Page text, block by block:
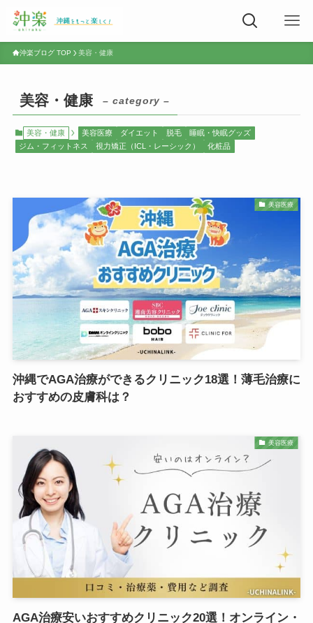
沖楽ブログ TOP 美容・健康
美容・健康 – category –
美容・健康 美容医療 ダイエット 脱毛
睡眠・快眠グッズ
ジム・フィットネス
視力矯正（ICL・レーシック） 化粧品
美容医療
沖縄でAGA治療ができるクリニック18選！薄毛治療に
おすすめの皮膚科は？
美容医療
AGA治療安いおすすめクリニック20選！オンライン・